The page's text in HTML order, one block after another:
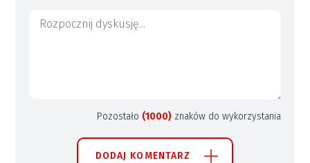
Pozostało (1000) znaków do wykorzystania
DODAJ KOMENTARZ